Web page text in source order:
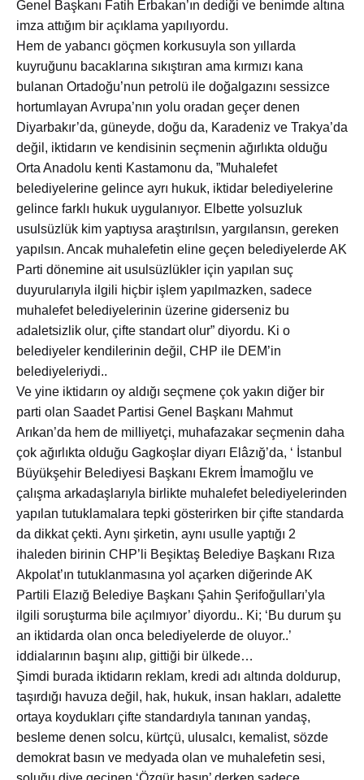
Genel Başkanı Fatih Erbakan’ın dediği ve benimde altına
imza attığım bir açıklama yapılıyordu.
Hem de yabancı göçmen korkusuyla son yıllarda
kuyruğunu bacaklarına sıkıştıran ama kırmızı kana
bulanan Ortadoğu’nun petrolü ile doğalgazını sessizce
hortumlayan Avrupa’nın yolu oradan geçer denen
Diyarbakır’da, güneyde, doğu da, Karadeniz ve Trakya’da
değil, iktidarın ve kendisinin seçmenin ağırlıkta olduğu
Orta Anadolu kenti Kastamonu da, ”Muhalefet
belediyelerine gelince ayrı hukuk, iktidar belediyelerine
gelince farklı hukuk uygulanıyor. Elbette yolsuzluk
usulsüzlük kim yaptıysa araştırılsın, yargılansın, gereken
yapılsın. Ancak muhalefetin eline geçen belediyelerde AK
Parti dönemine ait usulsüzlükler için yapılan suç
duyurularıyla ilgili hiçbir işlem yapılmazken, sadece
muhalefet belediyelerinin üzerine giderseniz bu
adaletsizlik olur, çifte standart olur” diyordu. Ki o
belediyeler kendilerinin değil, CHP ile DEM’in
belediyeleriydi..
Ve yine iktidarın oy aldığı seçmene çok yakın diğer bir
parti olan Saadet Partisi Genel Başkanı Mahmut
Arıkan’da hem de milliyetçi, muhafazakar seçmenin daha
çok ağırlıkta olduğu Gagkoşlar diyarı Elâzığ’da, ‘ İstanbul
Büyükşehir Belediyesi Başkanı Ekrem İmamoğlu ve
çalışma arkadaşlarıyla birlikte muhalefet belediyelerinden
yapılan tutuklamalara tepki gösterirken bir çifte standarda
da dikkat çekti. Aynı şirketin, aynı usulle yaptığı 2
ihaleden birinin CHP’li Beşiktaş Belediye Başkanı Rıza
Akpolat’ın tutuklanmasına yol açarken diğerinde AK
Partili Elazığ Belediye Başkanı Şahin Şerifoğulları’yla
ilgili soruşturma bile açılmıyor’ diyordu.. Ki; ‘Bu durum şu
an iktidarda olan onca belediyelerde de oluyor..’
iddialarının başını alıp, gittiği bir ülkede…
Şimdi burada iktidarın reklam, kredi adı altında doldurup,
taşırdığı havuza değil, hak, hukuk, insan hakları, adalette
ortaya koydukları çifte standardıyla tanınan yandaş,
besleme denen solcu, kürtçü, ulusalcı, kemalist, sözde
demokrat basın ve medyada olan ve muhalefetin sesi,